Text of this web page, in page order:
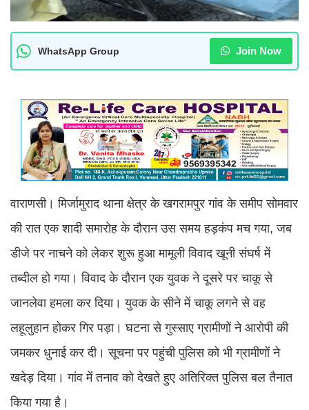
WhatsApp Group Join Now
वाराणसी। मिर्जामुराद थाना क्षेत्र के खगरामपुर गांव के समीप सोमवार
की रात एक शादी समारोह के दौरान उस समय हड़कंप मच गया, जब
डीजे पर नाचने को लेकर शुरू हुआ मामूली विवाद खूनी संघर्ष में
तब्दील हो गया। विवाद के दौरान एक युवक ने दूसरे पर चाकू से
जानलेवा हमला कर दिया। युवक के सीने में चाकू लगने से वह
लहूलुहान होकर गिर पड़ा। घटना से गुस्साए ग्रामीणों ने आरोपी की
जमकर धुनाई कर दी। सूचना पर पहुंची पुलिस को भी ग्रामीणों ने
खदेड़ दिया। गांव में तनाव को देखते हुए अतिरिक्त पुलिस बल तैनात
किया गया है।